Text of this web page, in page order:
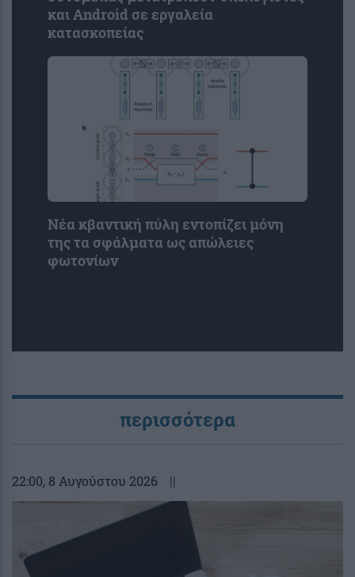
και Android σε εργαλεία
κατασκοπείας
Νέα κβαντική πύλη εντοπίζει μόνη
της τα σφάλματα ως απώλειες
φωτονίων
περισσότερα
22:00, 8 Αυγούστου 2026 ||